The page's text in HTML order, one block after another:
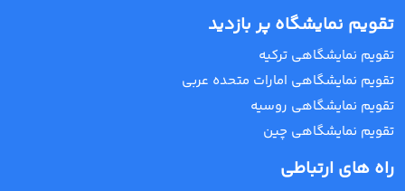
تقویم نمایشگاه پر بازدید
تقویم نمایشگاهی ترکیه
تقویم نمایشگاهی امارات متحده عربی
تقویم نمایشگاهی روسیه
تقویم نمایشگاهی چین
راه های ارتباطی